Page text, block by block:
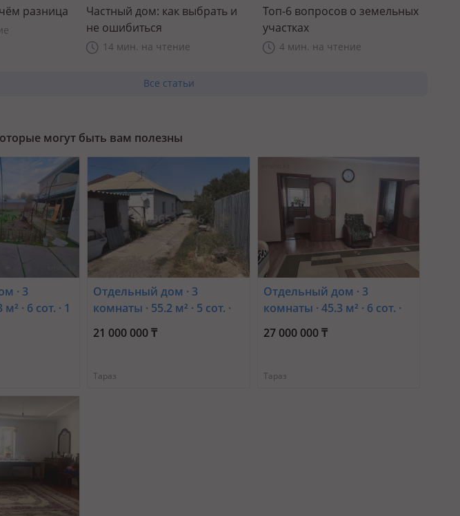
разница
Частный дом: как выбрать и
не ошибиться
14 мин. на чтение
Топ-6 вопросов о земельных
участках
4 мин. на чтение
Все статьи
могут быть вам полезны
· 3
· 6 сот. · 1
2
Отдельный дом · 3
комнаты · 55.2 м² · 5 сот. ·
Толе би 249
21 000 000 ₸
Тараз
Отдельный дом · 3
комнаты · 45.3 м² · 6 сот. ·
Алихана
Бокейхана(бывшая
Ташкентская Лермонтова
27 000 000 ₸
Тараз